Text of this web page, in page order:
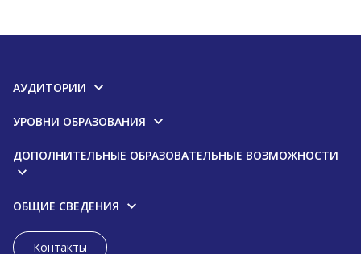
АУДИТОРИИ
УРОВНИ ОБРАЗОВАНИЯ
ДОПОЛНИТЕЛЬНЫЕ ОБРАЗОВАТЕЛЬНЫЕ ВОЗМОЖНОСТИ
ОБЩИЕ СВЕДЕНИЯ
Контакты